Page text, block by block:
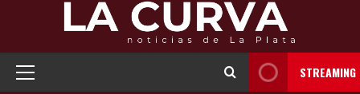
content
Primary
STREAMING